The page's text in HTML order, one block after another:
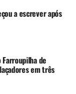
a escrever após
Farroupilha de
em três